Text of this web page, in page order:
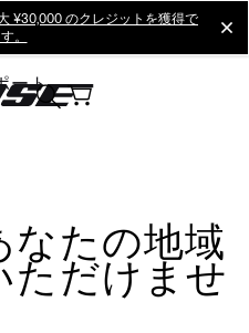
¥30,000 のクレジットを獲得で
。
ート
なたの地域
ただけませ